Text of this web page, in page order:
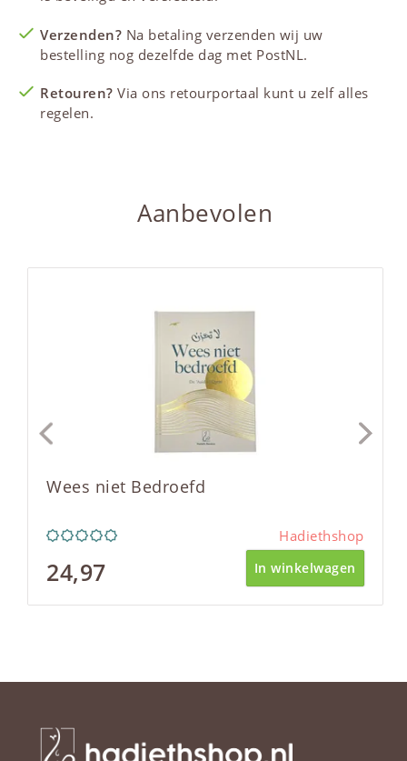
Verzenden? Na betaling verzenden wij uw
bestelling nog dezelfde dag met PostNL.
Retouren? Via ons retourportaal kunt u zelf alles
regelen.
Aanbevolen
Wees niet Bedroefd
Hadiethshop
24,97 In winkelwagen